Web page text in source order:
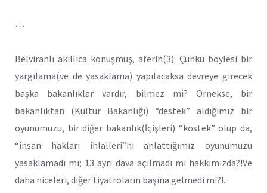
…
Belviranlı akıllıca konuşmuş, aferin(3): Çünkü böylesi bir
yargılama(ve de yasaklama) yapılacaksa devreye girecek
başka bakanlıklar vardır, bilmez mi? Örnekse, bir
bakanlıktan (Kültür Bakanlığı) “destek” aldığımız bir
oyunumuzu, bir diğer bakanlık(İçişleri) “köstek” olup da,
“insan hakları ihlalleri”ni anlattığımız oyunumuzu
yasaklamadı mı; 13 ayrı dava açılmadı mı hakkımızda?!Ve
daha niceleri, diğer tiyatroların başına gelmedi mi?!..